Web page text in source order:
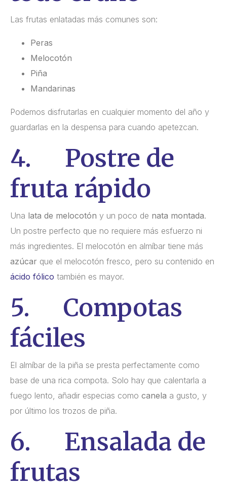
Las frutas enlatadas más comunes son:
Peras
Melocotón
Piña
Mandarinas
Podemos disfrutarlas en cualquier momento del año y
guardarlas en la despensa para cuando apetezcan.
4. Postre de
fruta rápido
Una lata de melocotón y un poco de nata montada.
Un postre perfecto que no requiere más esfuerzo ni
más ingredientes. El melocotón en almíbar tiene más
azúcar que el melocotón fresco, pero su contenido en
ácido fólico también es mayor.
5. Compotas
fáciles
El almíbar de la piña se presta perfectamente como
base de una rica compota. Solo hay que calentarla a
fuego lento, añadir especias como canela a gusto, y
por último los trozos de piña.
6. Ensalada de
frutas